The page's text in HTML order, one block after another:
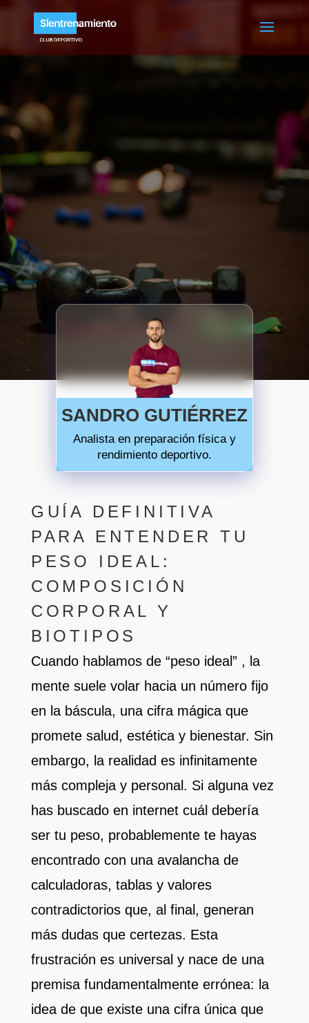
EL PUNTO DE
PARTIDA:
CONOCER
NUESTRO PESO
IDEAL
SANDRO GUTIÉRREZ
Analista en preparación física y
rendimiento deportivo.
GUÍA DEFINITIVA
PARA ENTENDER TU
PESO IDEAL:
COMPOSICIÓN
CORPORAL Y
BIOTIPOS
Cuando hablamos de “peso ideal” , la
mente suele volar hacia un número fijo
en la báscula, una cifra mágica que
promete salud, estética y bienestar. Sin
embargo, la realidad es infinitamente
más compleja y personal. Si alguna vez
has buscado en internet cuál debería
ser tu peso, probablemente te hayas
encontrado con una avalancha de
calculadoras, tablas y valores
contradictorios que, al final, generan
más dudas que certezas. Esta
frustración es universal y nace de una
premisa fundamentalmente errónea: la
idea de que existe una cifra única que